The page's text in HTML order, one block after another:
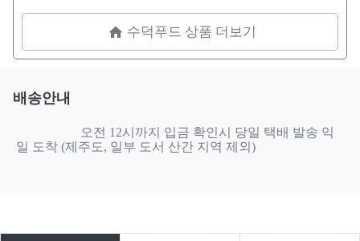
수덕푸드 상품 더보기
배송안내
일 도착 (제주도, 일부 도서 산간 지역 제외)